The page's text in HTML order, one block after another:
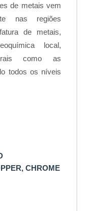
de metais vem
nas regiões
de metais,
local,
como as
todos os níveis
CHROME